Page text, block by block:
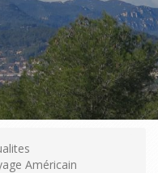
Américain